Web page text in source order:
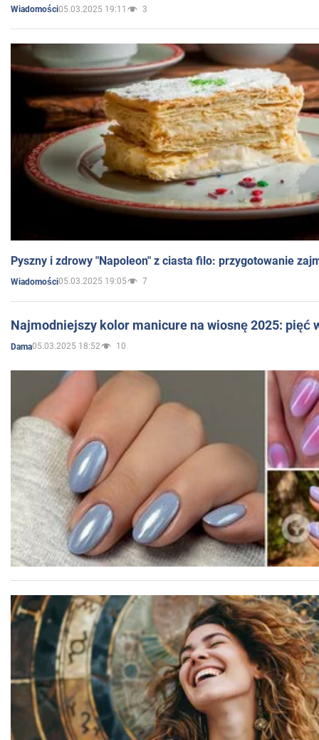
Wiadomości05.03.2025 19:11 3
Pyszny i zdrowy "Napoleon" z ciasta filo: przygotowanie
Wiadomości05.03.2025 19:05 7
Najmodniejszy kolor manicure na wiosnę 2025: pięć
Dama05.03.2025 18:52 10